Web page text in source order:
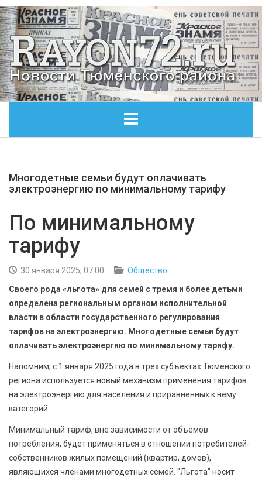
ОБЩЕСТВО
КУЛЬТУРА
БЕЗОПАСНОСТЬ
АРХИВ PDF
Многодетные семьи будут оплачивать
электроэнергию по минимальному тарифу
По минимальному
тарифу
30 января 2025, 07:00
Общество
Своего рода «льгота» для семей с тремя и более детьми
определена региональным органом исполнительной
власти в области государственного регулирования
тарифов на электроэнергию. Многодетные семьи будут
оплачивать электроэнергию по минимальному тарифу.
Напомним, с 1 января 2025 года в трех субъектах Тюменского
региона используется новый механизм применения тарифов
на электроэнергию для населения и приравненных к нему
категорий.
Минимальный тариф, вне зависимости от объемов
потребления, будет применяться в отношении потребителей-
собственников жилых помещений (квартир, домов),
являющихся членами многодетных семей. "Льгота" носит